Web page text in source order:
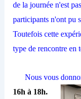
de la journée n'est
participants n'ont pu
Toutefois cette
type de rencontre en
Nous vous
16h à 18h.